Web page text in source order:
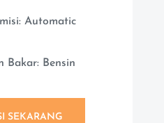
Automatic
Bakar: Bensin
SEKARANG